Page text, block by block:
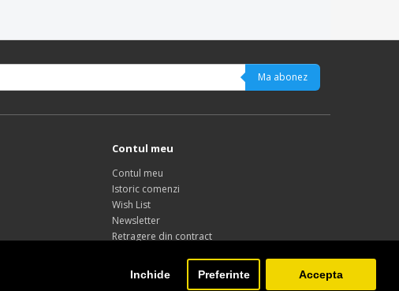
Inchide Preferinte Accepta
Ma abonez
Contul meu
Contul meu
Istoric comenzi
Wish List
Newsletter
Retragere din contract